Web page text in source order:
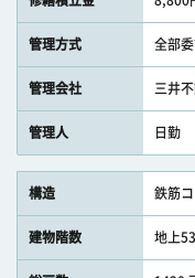
管理方式 全部
管理会社 三井
管理人 日勤
構造 鉄筋コ
建物階数 地上